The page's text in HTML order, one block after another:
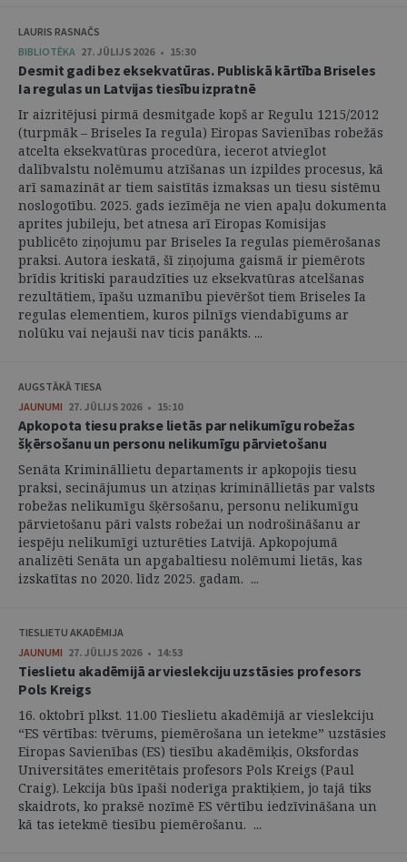
LAURIS RASNAČS
BIBLIOTĒKA 27. JŪLIJS 2026 • 15:30
Desmit gadi bez eksekvatūras. Publiskā kārtība Briseles
Ia regulas un Latvijas tiesību izpratnē
Ir aizritējusi pirmā desmitgade kopš ar Regulu 1215/2012
(turpmāk – Briseles Ia regula) Eiropas Savienības robežās
atcelta eksekvatūras procedūra, iecerot atvieglot
dalībvalstu nolēmumu atzīšanas un izpildes procesus, kā
arī samazināt ar tiem saistītās izmaksas un tiesu sistēmu
noslogotību. 2025. gads iezīmēja ne vien apaļu dokumenta
aprites jubileju, bet atnesa arī Eiropas Komisijas
publicēto ziņojumu par Briseles Ia regulas piemērošanas
praksi. Autora ieskatā, šī ziņojuma gaismā ir piemērots
brīdis kritiski paraudzīties uz eksekvatūras atcelšanas
rezultātiem, īpašu uzmanību pievēršot tiem Briseles Ia
regulas elementiem, kuros pilnīgs viendabīgums ar
nolūku vai nejauši nav ticis panākts. ...
AUGSTĀKĀ TIESA
JAUNUMI 27. JŪLIJS 2026 • 15:10
Apkopota tiesu prakse lietās par nelikumīgu robežas
šķērsošanu un personu nelikumīgu pārvietošanu
Senāta Krimināllietu departaments ir apkopojis tiesu
praksi, secinājumus un atziņas krimināllietās par valsts
robežas nelikumīgu šķērsošanu, personu nelikumīgu
pārvietošanu pāri valsts robežai un nodrošināšanu ar
iespēju nelikumīgi uzturēties Latvijā. Apkopojumā
analizēti Senāta un apgabaltiesu nolēmumi lietās, kas
izskatītas no 2020. līdz 2025. gadam. ...
TIESLIETU AKADĒMIJA
JAUNUMI 27. JŪLIJS 2026 • 14:53
Tieslietu akadēmijā ar vieslekciju uzstāsies profesors
Pols Kreigs
16. oktobrī plkst. 11.00 Tieslietu akadēmijā ar vieslekciju
“ES vērtības: tvērums, piemērošana un ietekme” uzstāsies
Eiropas Savienības (ES) tiesību akadēmiķis, Oksfordas
Universitātes emeritētais profesors Pols Kreigs (Paul
Craig). Lekcija būs īpaši noderīga praktiķiem, jo tajā tiks
skaidrots, ko praksē nozīmē ES vērtību iedzīvināšana un
kā tas ietekmē tiesību piemērošanu. ...